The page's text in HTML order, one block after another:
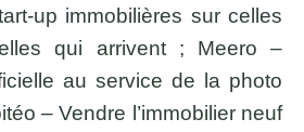
up immobilières sur celles
qui arrivent ; Meero –
au service de la photo
– Vendre l’immobilier neuf